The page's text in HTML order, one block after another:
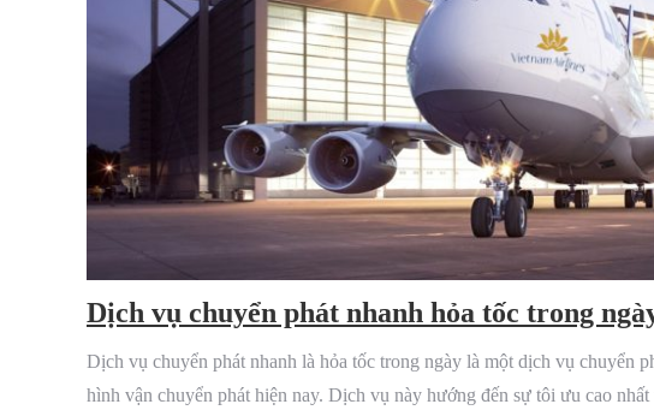
Dịch vụ chuyển phát nhanh hỏa tốc trong
Dịch vụ chuyển phát nhanh là hỏa tốc trong ngày là một dịch vụ chuyển
hình vận chuyển phát hiện nay. Dịch vụ này hướng đến sự tôi ưu cao